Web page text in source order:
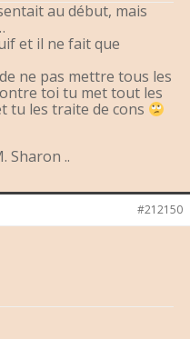
au début, mais
et il ne fait que
ne pas mettre tous les
toi tu met tout les
tu les traite de cons
Sharon ..
#212150